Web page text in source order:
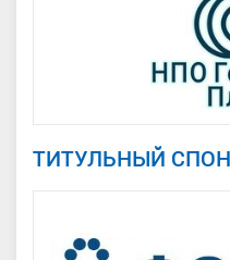
ТИТУЛЬНЫЙ